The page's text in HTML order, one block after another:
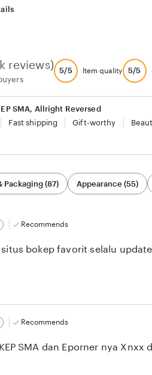
reviews) 5/5 Item quality 5/5
SMA, Allright Reversed
Fast shipping Gift-worthy
Packaging (87) Appearance (55)
Recommends
situs bokep favorit selalu
Recommends
SMA dan Eporner nya Xnxx